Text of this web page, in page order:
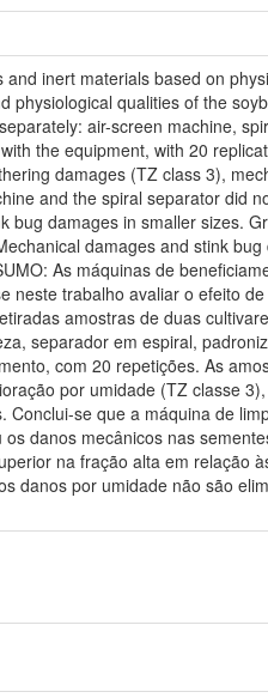
inert materials based on
qualities of the
air-screen machine,
the equipment, with 20
damages (TZ class 3),
and the spiral separator did
damages in smaller sizes.
damages and stink
As máquinas de
trabalho avaliar o efeito
amostras de duas
separador em espiral,
com 20 repetições. As
por umidade (TZ classe
se que a máquina de
danos mecânicos nas
na fração alta em relação
danos por umidade não são